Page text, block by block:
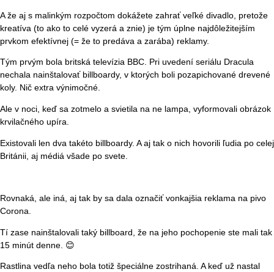
A že aj s malinkým rozpočtom dokážete zahrať veľké divadlo, pretože
kreatíva (to ako to celé vyzerá a znie) je tým úplne najdôležitejším
prvkom efektívnej (= že to predáva a zarába) reklamy.
Tým prvým bola britská televízia BBC. Pri uvedení seriálu Dracula
nechala nainštalovať billboardy, v ktorých boli pozapichované drevené
koly. Nič extra výnimočné.
Ale v noci, keď sa zotmelo a svietila na ne lampa, vyformovali obrázok
krvilačného upíra.
Existovali len dva takéto billboardy. A aj tak o nich hovorili ľudia po celej
Británii, aj médiá všade po svete.
Rovnaká, ale iná, aj tak by sa dala označiť vonkajšia reklama na pivo
Corona.
Tí zase nainštalovali taký billboard, že na jeho pochopenie ste mali tak
15 minút denne. 😊
Rastlina vedľa neho bola totiž špeciálne zostrihaná. A keď už nastal